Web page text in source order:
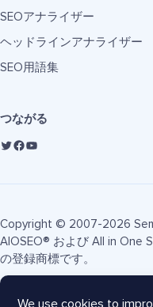
SEOアナライザー
ヘッドラインアナライザー
SEO用語集
つながる
Copyright © 2007-2026
AIOSEO® および All in One
の登録商標です。
利用規約 プライバシーポ